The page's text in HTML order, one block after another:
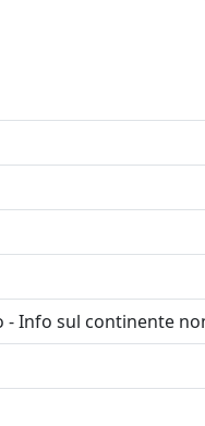
- Info sul continente